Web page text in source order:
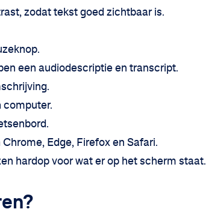
zodat tekst goed zichtbaar is.
een audiodescriptie en transcript.
computer.
Edge, Firefox en Safari.
hardop voor wat er op het scherm staat.